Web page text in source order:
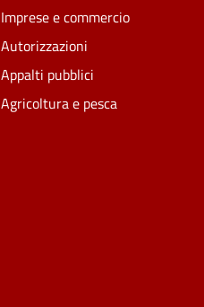
Imprese e commercio
Autorizzazioni
Appalti pubblici
Agricoltura e pesca